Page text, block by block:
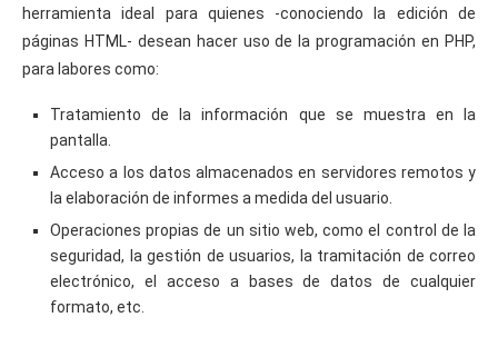
herramienta ideal para quienes -conociendo la edición de
páginas HTML- desean hacer uso de la programación en PHP,
para labores como:
Tratamiento de la información que se muestra en la
pantalla.
Acceso a los datos almacenados en servidores remotos y
la elaboración de informes a medida del usuario.
Operaciones propias de un sitio web, como el control de la
seguridad, la gestión de usuarios, la tramitación de correo
electrónico, el acceso a bases de datos de cualquier
formato, etc.